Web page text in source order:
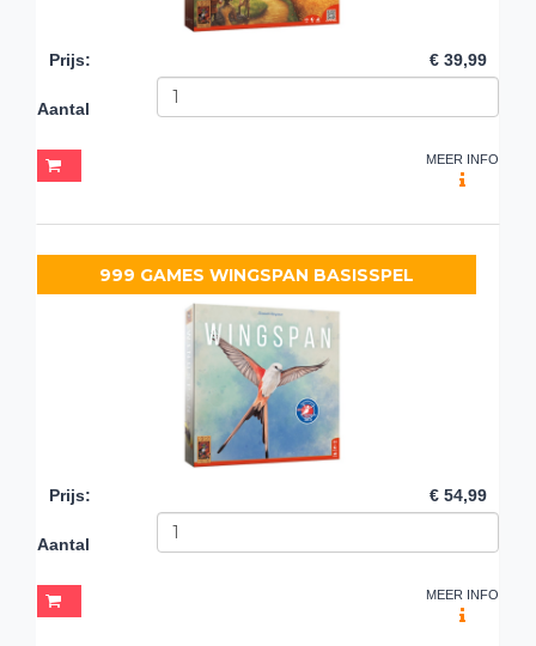
Prijs: € 39,99
Aantal
MEER INFO
999 GAMES WINGSPAN BASISSPEL
Prijs: € 54,99
Aantal
MEER INFO